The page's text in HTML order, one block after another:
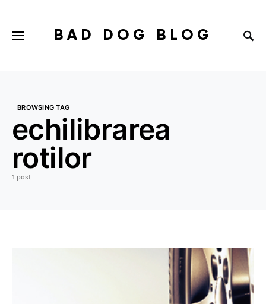
BAD DOG BLOG
BROWSING TAG
echilibrarea
rotilor
1 post